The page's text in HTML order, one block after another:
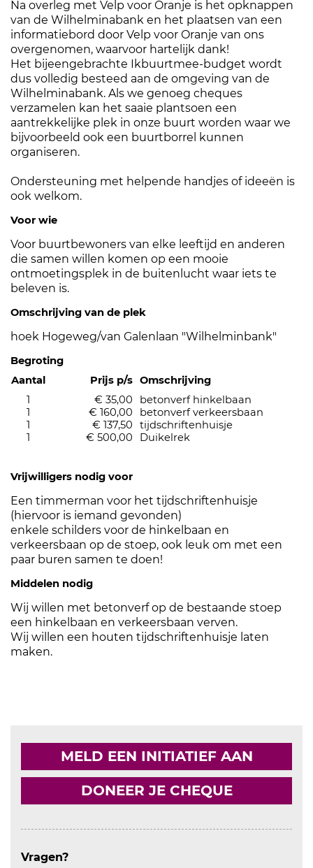
Na overleg met Velp voor Oranje is het opknappen
van de Wilhelminabank en het plaatsen van een
informatiebord door Velp voor Oranje van ons
overgenomen, waarvoor hartelijk dank!
Het bijeengebrachte Ikbuurtmee-budget wordt
dus volledig besteed aan de omgeving van de
Wilhelminabank. Als we genoeg cheques
verzamelen kan het saaie plantsoen een
aantrekkelijke plek in onze buurt worden waar we
bijvoorbeeld ook een buurtborrel kunnen
organiseren.
Ondersteuning met helpende handjes of ideeën is
ook welkom.
Voor wie
Voor buurtbewoners van elke leeftijd en anderen
die samen willen komen op een mooie
ontmoetingsplek in de buitenlucht waar iets te
beleven is.
Omschrijving van de plek
hoek Hogeweg/van Galenlaan "Wilhelminbank"
Begroting
Aantal
Prijs p/s Omschrijving
1
€ 35,00
betonverf hinkelbaan
1
€ 160,00
betonverf verkeersbaan
1
€ 137,50
tijdschriftenhuisje
1
€ 500,00 Duikelrek
Vrijwilligers nodig voor
Een timmerman voor het tijdschriftenhuisje
(hiervoor is iemand gevonden)
enkele schilders voor de hinkelbaan en
verkeersbaan op de stoep, ook leuk om met een
paar buren samen te doen!
Middelen nodig
Wij willen met betonverf op de bestaande stoep
een hinkelbaan en verkeersbaan verven.
Wij willen een houten tijdschriftenhuisje laten
maken.
MELD EEN INITIATIEF AAN
DONEER JE CHEQUE
Vragen?